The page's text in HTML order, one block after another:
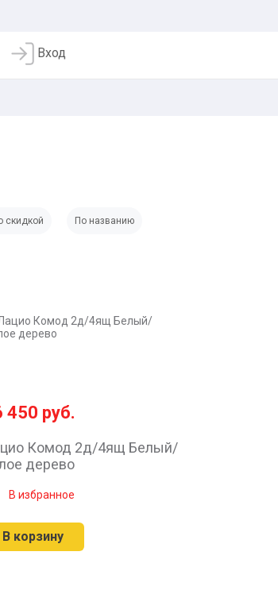
Вход
скидкой По названию
450 руб.
Комод 2д/4ящ Белый/
дерево
В избранное
В корзину